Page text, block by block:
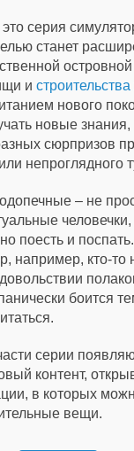
серия
станет
истроительства
нового
новые знания,
сюрпризов
непроглядного
– не
поесть и
например, кто-то
боится
серии
контент,
в которых
вещи.